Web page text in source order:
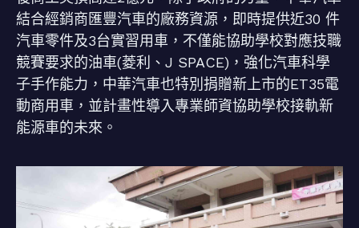
結合經銷商匯豐汽車的廠務資源，即時提供近30 件
汽車零件及3台實習用車，不僅能協助學校對應技職
競賽要求的油車(菱利、J SPACE)，強化汽車科學
子手作能力，中華汽車也特別捐贈新上市的ET35電
動商用車，並計畫性導入專業師資協助學校接軌新
能源車的未來。